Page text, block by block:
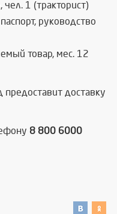
1 (тракторист)
руководство
товар, мес. 12
предоставит доставку
8 800 6000